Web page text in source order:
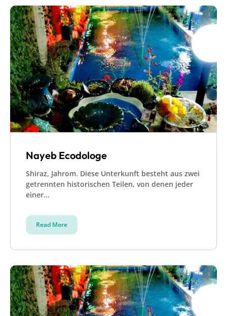
Nayeb Ecodologe
Shiraz, Jahrom. Diese Unterkunft besteht aus zwei
getrennten historischen Teilen, von denen jeder
einer...
Read More